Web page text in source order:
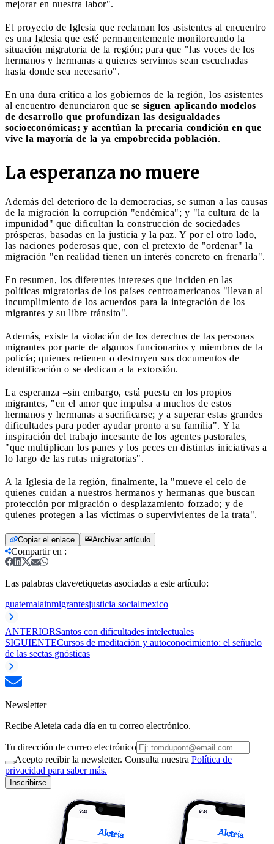
mejorar en nuestra labor".
El proyecto de Iglesia que reclaman los asistentes al encuentro
es una Iglesia que esté permanentemente monitoreando la
situación migratoria de la región; para que "las voces de los
hermanos y hermanas a quienes servimos sean escuchadas
hasta donde sea necesario".
En una dura crítica a los gobiernos de la región, los asistentes
al encuentro denunciaron que se siguen aplicando modelos
de desarrollo que profundizan las desigualdades
socioeconómicas; y acentúan la precaria condición en que
vive la mayoría de la ya empobrecida población.
La esperanza no muere
Además del deterioro de la democracias, se suman a las causas
de la migración la corrupción "endémica"; y "la cultura de la
impunidad" que dificultan la construcción de sociedades
prósperas, basadas en la justicia y la paz. Y por el otro lado,
las naciones poderosas que, con el pretexto de "ordenar" la
migración "en realidad tienen un interés concreto en frenarla".
En resumen, los diferentes intereses que inciden en las
políticas migratorias de los países centroamericanos "llevan al
incumplimiento de los acuerdos para la integración de los
migrantes y su libre tránsito".
Además, existe la violación de los derechos de las personas
migrantes por parte de algunos funcionarios y miembros de la
policía; quienes retienen o destruyen sus documentos de
identificación o se dedican a la extorsión.
La esperanza –sin embargo, está puesta en los propios
migrantes, "en el amor que impulsa a muchos de estos
hermanos y hermanas a sacrificarse; y a superar estas grandes
dificultades para poder ayudar pronto a su familia". Y la
inspiración del trabajo incesante de los agentes pastorales,
"que multiplican los panes y los peces en distintas iniciativas a
lo largo de las rutas migratorias".
A la Iglesia de la región, finalmente, la "mueve el celo de
quienes cuidan a nuestros hermanos y hermanas que buscan
protección por migración o desplazamiento forzado; y de
quienes protegen a las víctimas o supervivientes de la trata".
Copiar el enlace Archivar artículo
Compartir en :
Las palabras clave/etiquetas asociadas a este artículo:
guatemalainmigrantesjusticia socialmexico
ANTERIORSantos con dificultades intelectuales
SIGUIENTECursos de meditación y autoconocimiento: el señuelo
de las sectas gnósticas
Newsletter
Recibe Aleteia cada día en tu correo electrónico.
Tu dirección de correo electrónico
Acepto recibir la newsletter. Consulta nuestra Política de
privacidad para saber más.
Inscribirse